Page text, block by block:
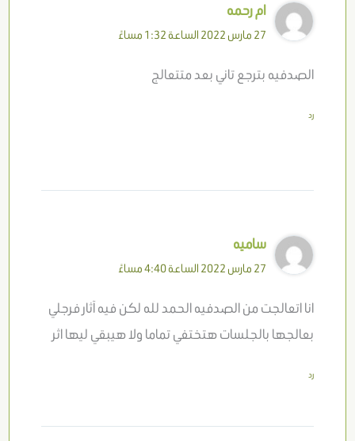
ام رحمه
27 مارس 2022 الساعة 1:32 مساءً
الصدفيه بترجع تاني بعد متتعالج
رد
ساميه
27 مارس 2022 الساعة 4:40 مساءً
انا اتعالجت من الصدفيه الحمد لله لكن فيه آثار فرجلي
بعالجها بالجلسات هتختفي تماما ولا هيبقي ليها اثر
رد